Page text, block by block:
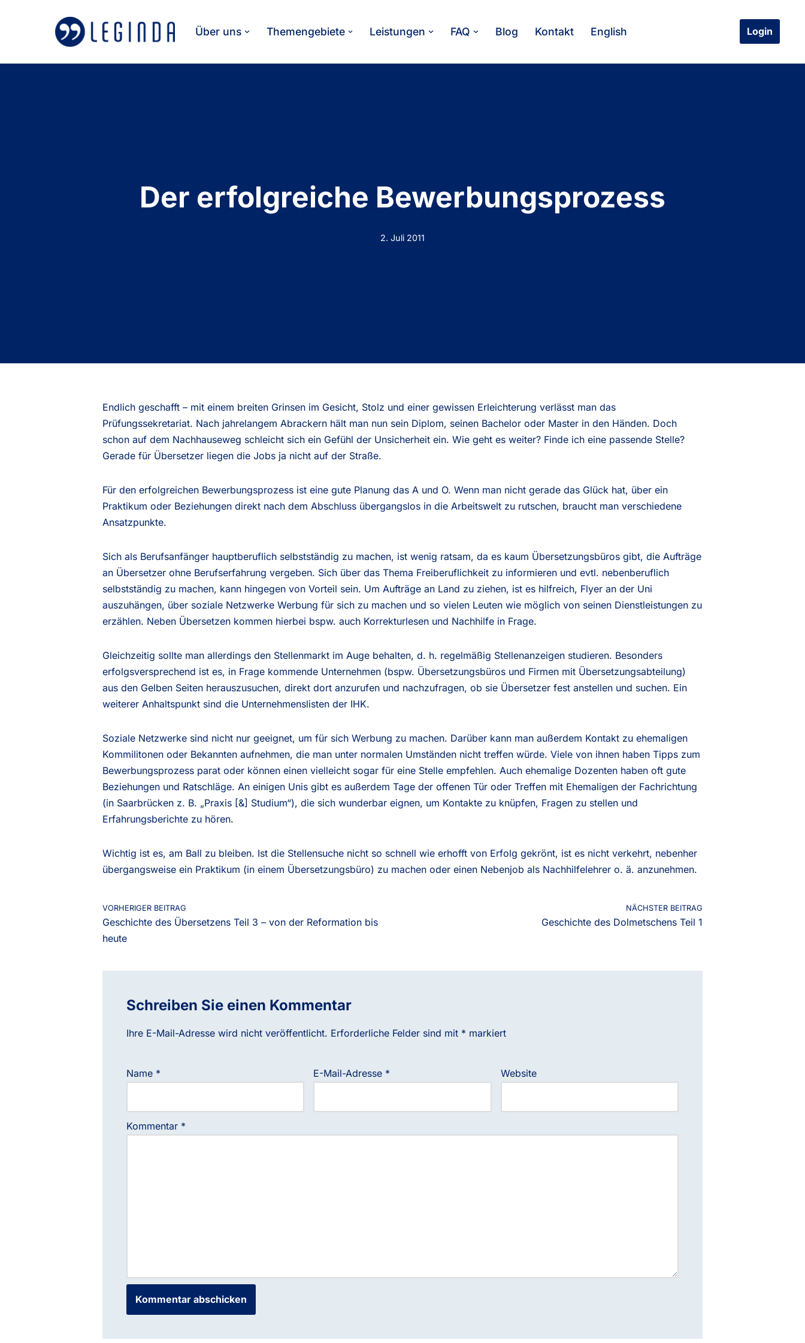
springen
Über uns Themengebiete Leistungen FAQ Blog Kontakt English Login
Der erfolgreiche Bewerbungsprozess
2. Juli 2011
Endlich geschafft – mit einem breiten Grinsen im Gesicht, Stolz und einer gewissen Erleichterung verlässt man das
Prüfungssekretariat. Nach jahrelangem Abrackern hält man nun sein Diplom, seinen Bachelor oder Master in den Händen. Doch
schon auf dem Nachhauseweg schleicht sich ein Gefühl der Unsicherheit ein. Wie geht es weiter? Finde ich eine passende Stelle?
Gerade für Übersetzer liegen die Jobs ja nicht auf der Straße.
Für den erfolgreichen Bewerbungsprozess ist eine gute Planung das A und O. Wenn man nicht gerade das Glück hat, über ein
Praktikum oder Beziehungen direkt nach dem Abschluss übergangslos in die Arbeitswelt zu rutschen, braucht man verschiedene
Ansatzpunkte.
Sich als Berufsanfänger hauptberuflich selbstständig zu machen, ist wenig ratsam, da es kaum Übersetzungsbüros gibt, die Aufträge
an Übersetzer ohne Berufserfahrung vergeben. Sich über das Thema Freiberuflichkeit zu informieren und evtl. nebenberuflich
selbstständig zu machen, kann hingegen von Vorteil sein. Um Aufträge an Land zu ziehen, ist es hilfreich, Flyer an der Uni
auszuhängen, über soziale Netzwerke Werbung für sich zu machen und so vielen Leuten wie möglich von seinen Dienstleistungen zu
erzählen. Neben Übersetzen kommen hierbei bspw. auch Korrekturlesen und Nachhilfe in Frage.
Gleichzeitig sollte man allerdings den Stellenmarkt im Auge behalten, d. h. regelmäßig Stellenanzeigen studieren. Besonders
erfolgsversprechend ist es, in Frage kommende Unternehmen (bspw. Übersetzungsbüros und Firmen mit Übersetzungsabteilung)
aus den Gelben Seiten herauszusuchen, direkt dort anzurufen und nachzufragen, ob sie Übersetzer fest anstellen und suchen. Ein
weiterer Anhaltspunkt sind die Unternehmenslisten der IHK.
Soziale Netzwerke sind nicht nur geeignet, um für sich Werbung zu machen. Darüber kann man außerdem Kontakt zu ehemaligen
Kommilitonen oder Bekannten aufnehmen, die man unter normalen Umständen nicht treffen würde. Viele von ihnen haben Tipps zum
Bewerbungsprozess parat oder können einen vielleicht sogar für eine Stelle empfehlen. Auch ehemalige Dozenten haben oft gute
Beziehungen und Ratschläge. An einigen Unis gibt es außerdem Tage der offenen Tür oder Treffen mit Ehemaligen der Fachrichtung
(in Saarbrücken z. B. „Praxis [&] Studium“), die sich wunderbar eignen, um Kontakte zu knüpfen, Fragen zu stellen und
Erfahrungsberichte zu hören.
Wichtig ist es, am Ball zu bleiben. Ist die Stellensuche nicht so schnell wie erhofft von Erfolg gekrönt, ist es nicht verkehrt, nebenher
übergangsweise ein Praktikum (in einem Übersetzungsbüro) zu machen oder einen Nebenjob als Nachhilfelehrer o. ä. anzunehmen.
VORHERIGER BEITRAG
Geschichte des Übersetzens Teil 3 – von der Reformation bis
heute
NÄCHSTER BEITRAG
Geschichte des Dolmetschens Teil 1
Schreiben Sie einen Kommentar
Ihre E-Mail-Adresse wird nicht veröffentlicht. Erforderliche Felder sind mit * markiert
Name * E-Mail-Adresse * Website
Kommentar *